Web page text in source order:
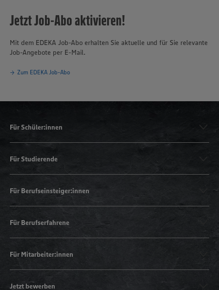
Jetzt Job-Abo aktivieren!
Mit dem EDEKA Job-Abo erhalten Sie aktuelle und für Sie relevante
Job-Angebote per E-Mail.
Zum EDEKA Job-Abo
Für Schüler:innen
Für Studierende
Für Berufseinsteiger:innen
Für Berufserfahrene
Für Mitarbeiter:innen
Jetzt bewerben